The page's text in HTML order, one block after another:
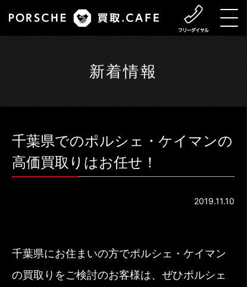
新着情報
千葉県でのポルシェ・ケイマンの
高価買取りはお任せ！
2019.11.10
千葉県にお住まいの方でポルシェ・ケイマン
の買取りをご検討のお客様は、ぜひポルシェ